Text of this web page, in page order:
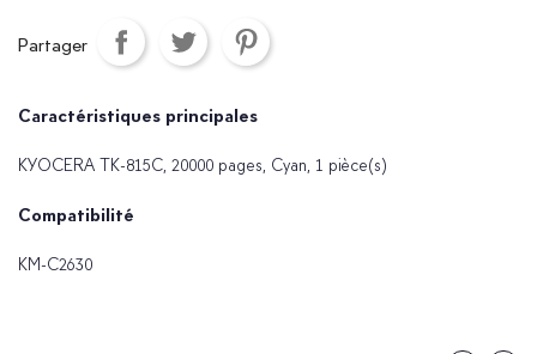
Partager
Caractéristiques principales
KYOCERA TK-815C, 20000 pages, Cyan, 1 pièce(s)
Compatibilité
KM-C2630